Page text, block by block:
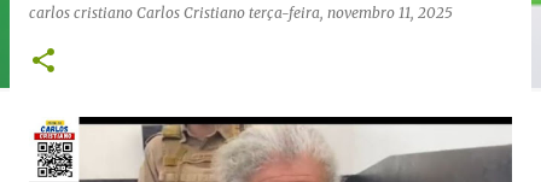
carlos cristiano Carlos Cristiano terça-feira, novembro 11, 2025